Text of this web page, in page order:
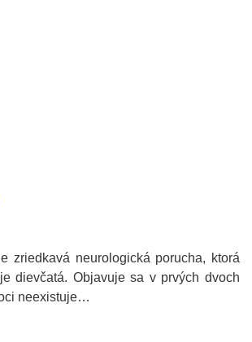
zriedkavá neurologická porucha, ktorá
dievčatá. Objavuje sa v prvých dvoch
neexistuje…